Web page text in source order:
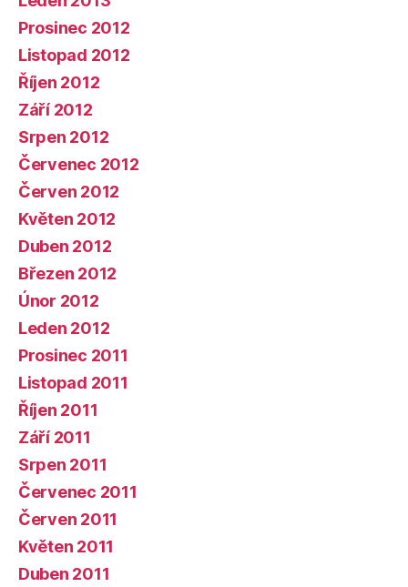
Prosinec 2012
Listopad 2012
Říjen 2012
Září 2012
Srpen 2012
Červenec 2012
Červen 2012
Květen 2012
Duben 2012
Březen 2012
Únor 2012
Leden 2012
Prosinec 2011
Listopad 2011
Říjen 2011
Září 2011
Srpen 2011
Červenec 2011
Červen 2011
Květen 2011
Duben 2011